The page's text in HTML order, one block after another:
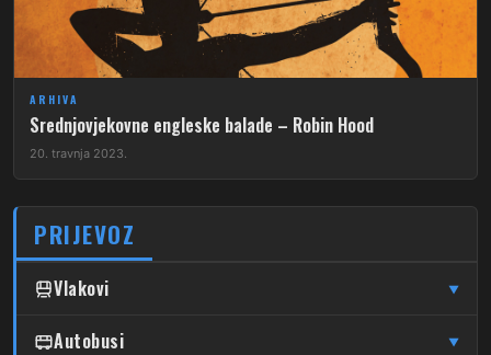
ARHIVA
Srednjovjekovne engleske balade – Robin Hood
20. travnja 2023.
PRIJEVOZ
Vlakovi ▼
Čulinec Čulinec
Autobusi ▼